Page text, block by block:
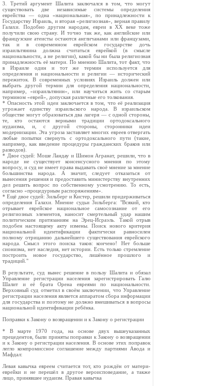
3. Третий аргумент Шалита заключался в том, что могут
существовать две независимые системы определения
еврейства — одна «национальная», по принадлежности к
Государству Израиль, и вторая «религиозная», верная правилу
Галахи. Подобно другим народам, евреи в XX веке тоже
получили свою страну. И точно так же, как английские или
французские атеисты остаются англичанами или французами,
так и в современном еврейском государстве дочь
израильтянина должна считаться еврейкой (в смысле
национальности, а не религии), какой бы ни была религиозная
принадлежность её матери. По мнению Шалита, тот факт, что
в Израиле один и тот же термин используется для
определения и национальности и религии — исторический
пережиток. В современных условиях Израиль должен или
выбрать другой термин для определения национальности,
например, «израильтянин», или научиться жить со старым
термином «еврей», допуская различные его толкования.
* Опасность этой идеи заключается в том, что её реализация
угрожает единству израильского народа. В израильском
обществе могут образоваться два лагеря — с одной стороны,
те, кто остаются верными традиции ортодоксального
иудаизма, и, с другой стороны, сторонники идеи
модернизации. Эта угроза заставляет многих евреев отвергать
любые попытки свернуть с ортодоксального пути (такие,
например, как введение процедуры гражданских браков или
разводов).
* Двое судей: Моше Ландау и Шимон Агранат, решили, что в
народе не существует консенсусного мнения по этому
вопросу, и суд не имеет права выдавать своё мнение за мнение
большинства народа. А значит, следует отказаться от
вынесения решения и предоставить министерству внутренних
дел решить вопрос по собственному усмотрению. То есть,
согласно «процедурным распоряжениям».
* Ещё двое судей: Зильберг и Кистер, решили придерживаться
определения Галахи. Мнение судьи Зильберга: "Всякий, кто
отрывает еврейское национальное самосознание от его
религиозных элементов, наносит смертельный удар нашим
политическим притязаниям на Эрец-Исраэль. Такой отрыв
подобен настоящему акту измены. Поиск нового критерия
национальной идентификации фактически равносилен
полному отрицанию дальнейшего существования еврейского
народа. Смысл этого поиска таков: кончено! Нет больше
сионизма, нет наследия, нет истории. Есть только стремление
построить новое государство, лишённое прошлого и
традиций."
В результате, суд вынес решение в пользу Шалита и обязал
Управление регистрации населения зарегистрировать Галю
Шалит и её брата Орена евреями по национальности.
Верховный суд отметил в своём заключении, что Управление
регистрации населения является аппаратом сбора информации
для государства и поэтому не должно вмешиваться в вопросы
национальной идентификации ребёнка.
Поправки к Закону о возвращении и к Закону о регистрации
* В марте 1970 года, на основе двух вышеуказанных
прецедентов, были приняты поправки к Закону о возвращении
и к Закону о регистрации населения. В основе этих поправок
легло компромиссное соглашение между партиями Авода и
Мафдал:
Левая кавычка евреем считается тот, кто рождён от матери-
еврейки и не перешёл в другое вероисповедание, а также
лицо, принявшее иудаизм. Правая кавычка